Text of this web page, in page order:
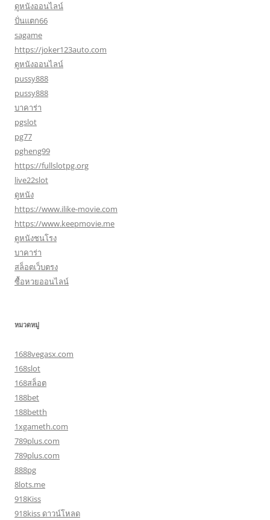
ดูหนังออนไลน์
ปั่นแตก66
sagame
https://joker123auto.com
ดูหนังออนไลน์
pussy888
pussy888
บาคาร่า
pgslot
pg77
pgheng99
https://fullslotpg.org
live22slot
ดูหนัง
https://www.ilike-movie.com
https://www.keepmovie.me
ดูหนังชนโรง
บาคาร่า
สล็อตเว็บตรง
ซื้อหวยออนไลน์
หมวดหมู่
1688vegasx.com
168slot
168สล็อต
188bet
188betth
1xgameth.com
789plus.com
789plus.com
888pg
8lots.me
918Kiss
918kiss ดาวน์โหลด